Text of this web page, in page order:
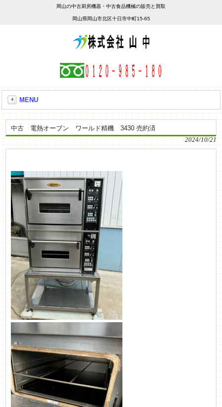
岡山の中古厨房機器・中古食品機械の販売と買取
岡山県岡山市北区十日市中町15-65
MENU
中古 電熱オーブン ワールド精機 3430 売約済
2024/10/21